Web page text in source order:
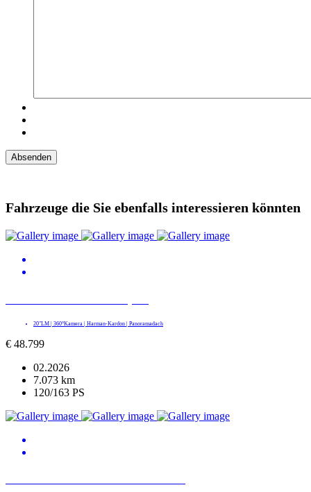
Fahrzeuge die Sie ebenfalls interessieren könnten
20"LM | 360°Kamera | Harman-Kardon | Panoramadach
€ 48.799
02.2026
7.073 km
120/163 PS